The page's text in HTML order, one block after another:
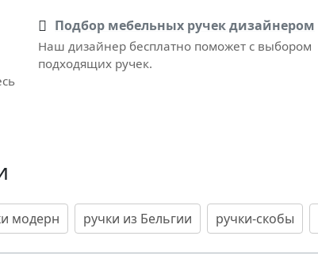
Подбор мебельных ручек дизайнером
Наш дизайнер бесплатно поможет с выбором
подходящих ручек.
модерн ручки из Бельгии ручки-скобы